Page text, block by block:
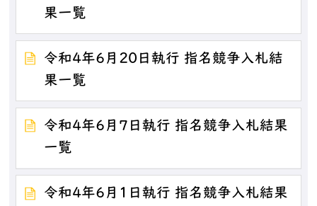
果一覧
令和4年6月20日執行 指名競争入札結
果一覧
令和4年6月7日執行 指名競争入札結果
一覧
令和4年6月1日執行 指名競争入札結果